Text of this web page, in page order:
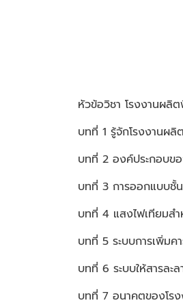
หัวข้อวิชา โรงงานผลิ
บทที่ 1 รู้จักโรงงานผลิ
บทที่ 2 องค์ประกอบข
บทที่ 3 การออกแบบชั้
บทที่ 4 แสงไฟเทียมส
บทที่ 5 ระบบการเพิ่มค
บทที่ 6 ระบบให้สารละ
บทที่ 7 อนาคตของโร